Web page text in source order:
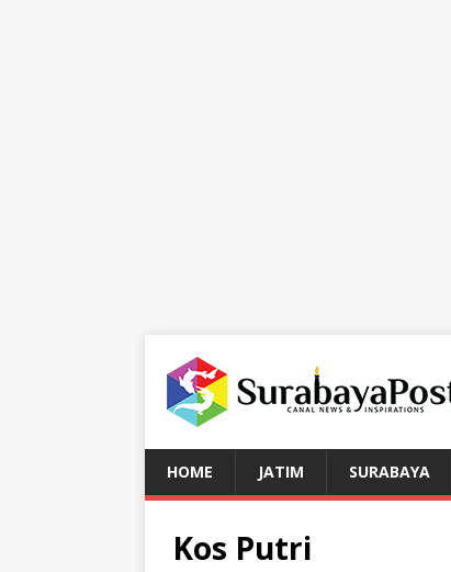
HOME JATIM SURABAYA
Kos Putri